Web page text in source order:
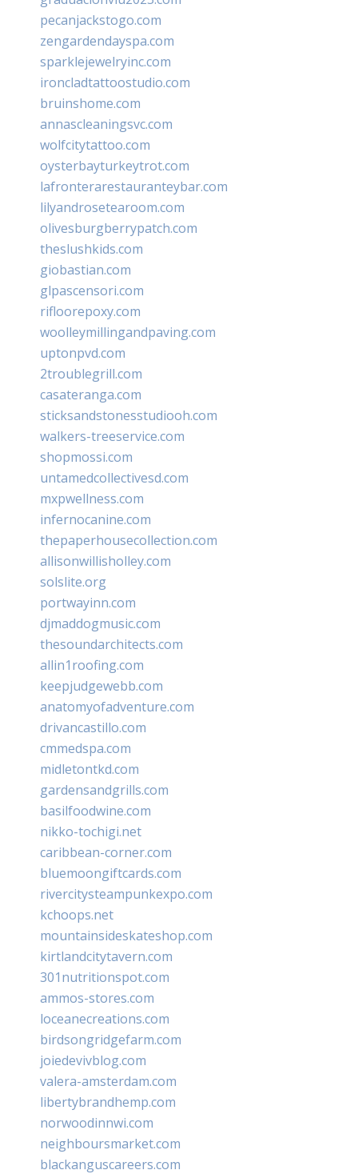
pecanjackstogo.com
zengardendayspa.com
sparklejewelryinc.com
ironcladtattoostudio.com
bruinshome.com
annascleaningsvc.com
wolfcitytattoo.com
oysterbayturkeytrot.com
lafronterarestauranteybar.com
lilyandrosetearoom.com
olivesburgberrypatch.com
theslushkids.com
giobastian.com
glpascensori.com
rifloorepoxy.com
woolleymillingandpaving.com
uptonpvd.com
2troublegrill.com
casateranga.com
sticksandstonesstudiooh.com
walkers-treeservice.com
shopmossi.com
untamedcollectivesd.com
mxpwellness.com
infernocanine.com
thepaperhousecollection.com
allisonwillisholley.com
solslite.org
portwayinn.com
djmaddogmusic.com
thesoundarchitects.com
allin1roofing.com
keepjudgewebb.com
anatomyofadventure.com
drivancastillo.com
cmmedspa.com
midletontkd.com
gardensandgrills.com
basilfoodwine.com
nikko-tochigi.net
caribbean-corner.com
bluemoongiftcards.com
rivercitysteampunkexpo.com
kchoops.net
mountainsideskateshop.com
kirtlandcitytavern.com
301nutritionspot.com
ammos-stores.com
loceanecreations.com
birdsongridgefarm.com
joiedevivblog.com
valera-amsterdam.com
libertybrandhemp.com
norwoodinnwi.com
neighboursmarket.com
blackanguscareers.com